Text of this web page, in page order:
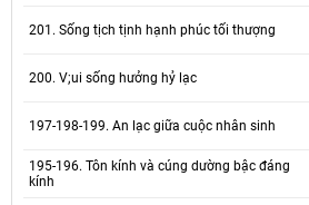
201. Sống tịch tịnh hạnh phúc tối thượng
200. V;ui sống hưởng hỷ lạc
197-198-199. An lạc giữa cuộc nhân sinh
195-196. Tôn kính và cúng dường bậc đáng
kính